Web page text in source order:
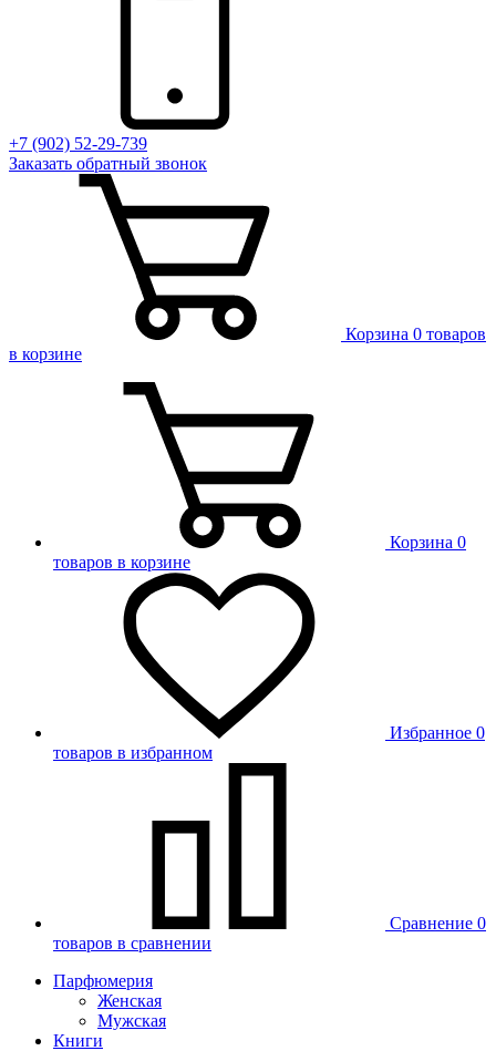
+7 (902) 52-29-739
Заказать обратный звонок
Корзина 0 товаров
в корзине
Корзина 0
товаров в корзине
Избранное 0
товаров в избранном
Сравнение 0
товаров в сравнении
Парфюмерия
Женская
Мужская
Книги